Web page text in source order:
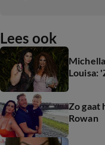
Lees ook
Louisa:
Zo gaat
Rowan